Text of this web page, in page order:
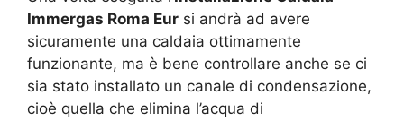
Immergas Roma Eur si andrà ad avere
sicuramente una caldaia ottimamente
funzionante, ma è bene controllare anche se ci
sia stato installato un canale di condensazione,
cioè quella che elimina l’acqua di